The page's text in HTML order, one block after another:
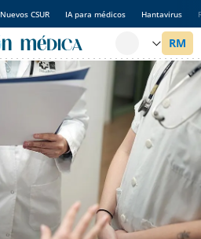
Nuevos CSUR IA para médicos Hantavirus